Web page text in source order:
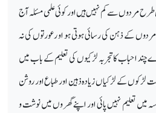
مردوں سے کم نہیں ہیں اور کوئی علمی مسئلہ آج
کے ذہن کی رسائی ہوتی ہو او رعورتوں کی نہ
چند احباب کا تجربہ لڑکیوں کی تعلیم کے باب میں
کے لڑکیاں زیادہ ذہین اور طباع اور روشن
تعلیم نہیں پائی اور اپنے گھر وں میں نوشت و